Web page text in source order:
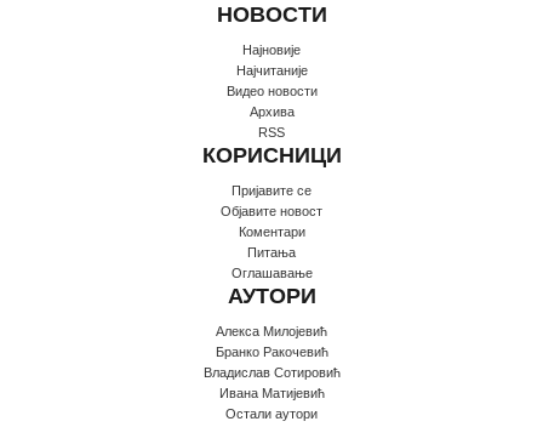
НОВОСТИ
Најновије
Најчитаније
Видео новости
Архива
RSS
КОРИСНИЦИ
Пријавите се
Oбјавите новост
Коментари
Питања
Оглашавање
АУТОРИ
Алекса Милојевић
Бранко Ракочевић
Владислав Сотировић
Ивана Матијевић
Остали аутори